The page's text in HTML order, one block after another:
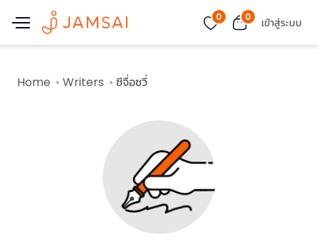
0 0 เข้าสู่ระบบ
Home Writers ซีจื่อซวี่